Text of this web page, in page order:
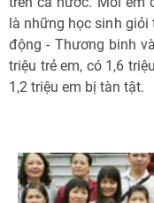
là những học sinh giỏi
động - Thương binh
triệu trẻ em, có 1,6
1,2 triệu em bị tàn tật.